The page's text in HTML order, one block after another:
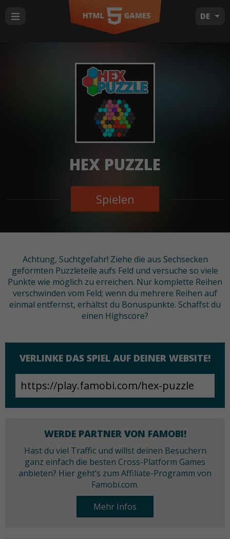
DE
HEX PUZZLE
Spielen
Achtung, Suchtgefahr! Ziehe die aus Sechsecken
geformten Puzzleteile aufs Feld und versuche so viele
Punkte wie möglich zu erreichen. Nur komplette Reihen
verschwinden vom Feld; wenn du mehrere Reihen auf
einmal entfernst, erhältst du Bonuspunkte. Schaffst du
einen Highscore?
VERLINKE DAS SPIEL AUF DEINER WEBSITE!
WERDE PARTNER VON FAMOBI!
Hast du viel Traffic und willst deinen Besuchern
ganz einfach die besten Cross-Platform Games
anbieten? Hier geht’s zum Affiliate-Programm von
Famobi.com.
Mehr Infos